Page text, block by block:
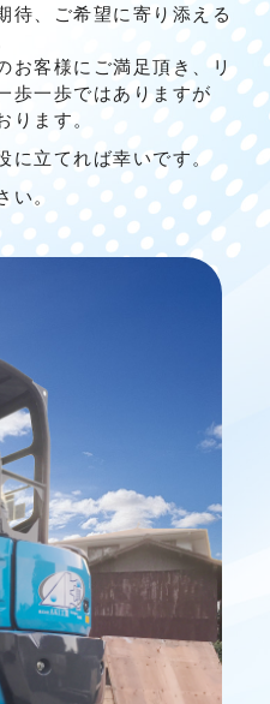
待、ご希望に寄り添える
お客様にご満足頂き、リ
歩一歩ではありますが
ます。
に立てれば幸いです。
。